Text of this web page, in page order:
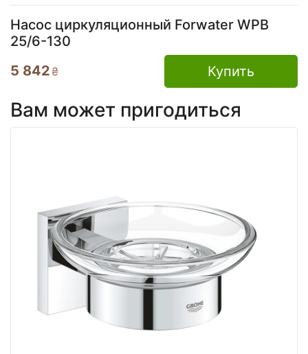
Насос циркуляционный Forwater WPB
25/6-130
5 842 ₴ Купить
Вам может пригодиться